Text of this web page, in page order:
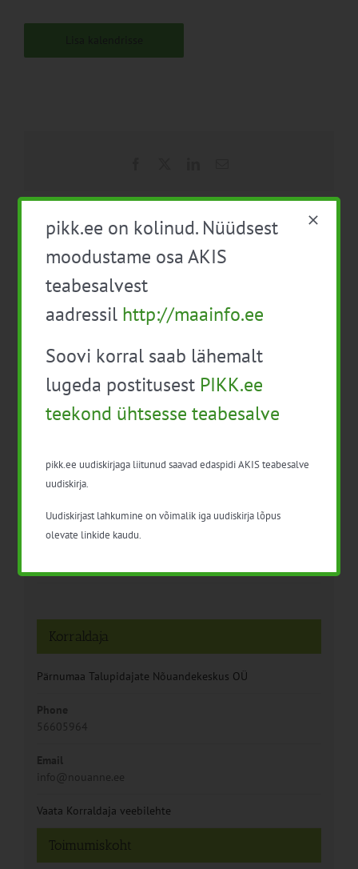
Pindala-ja loomatoetuste
Detailid
4. apr. 2019
Toimumiskoht
Korraldaja
Pärnumaa Talupidajate Nõuandekeskus OÜ
Phone
56605964
Email
info@nouanne.ee
Vaata Korraldaja veebilehte
pikk.ee on kolinud. Nüüdsest
moodustame osa AKIS
teabesalvest
aadressil http://maainfo.ee
Soovi korral saab lähemalt
lugeda postitusest PIKK.ee
teekond ühtsesse teabesalve
pikk.ee uudiskirjaga liitunud saavad edaspidi AKIS teabesalve
uudiskirja.
Uudiskirjast lahkumine on võimalik iga uudiskirja lõpus
olevate linkide kaudu.